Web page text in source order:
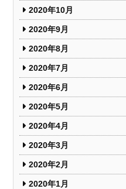
2020年10月
2020年9月
2020年8月
2020年7月
2020年6月
2020年5月
2020年4月
2020年3月
2020年2月
2020年1月